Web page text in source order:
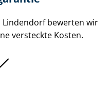
bewerten wir
versteckte Kosten.